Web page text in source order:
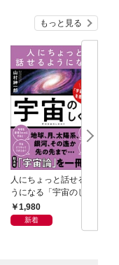
もっと見る
人にちょっと話せるよ
うになる「宇宙のしく
み」1,980
新着